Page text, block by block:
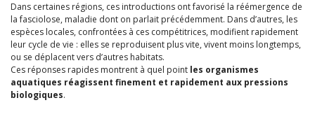
Dans certaines régions, ces introductions ont favorisé la réémergence de
la fasciolose, maladie dont on parlait précédemment. Dans d’autres, les
espèces locales, confrontées à ces compétitrices, modifient rapidement
leur cycle de vie : elles se reproduisent plus vite, vivent moins longtemps,
ou se déplacent vers d’autres habitats.
Ces réponses rapides montrent à quel point les organismes
aquatiques réagissent finement et rapidement aux pressions
biologiques.